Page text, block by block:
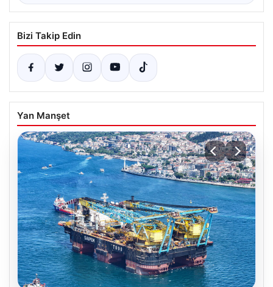
Bizi Takip Edin
Yan Manşet